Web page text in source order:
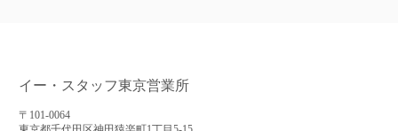
イー・スタッフ東京営業所
〒101-0064